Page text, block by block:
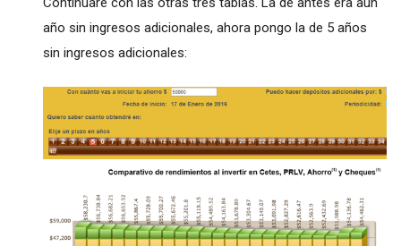
año sin ingresos adicionales, ahora pongo la de 5 años
sin ingresos adicionales: